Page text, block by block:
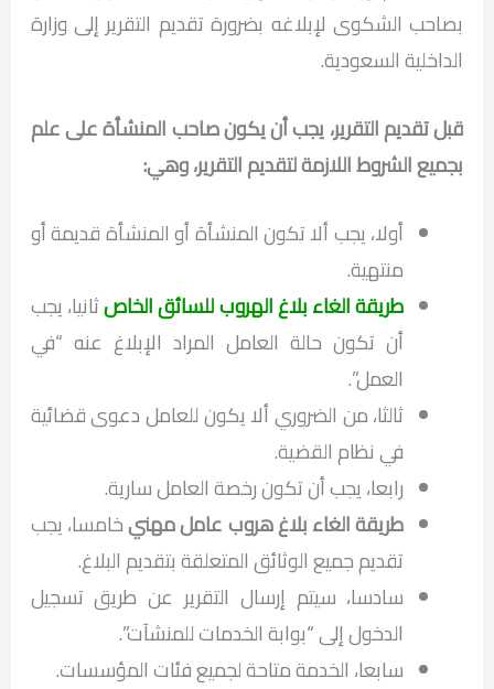
بصاحب الشكوى لإبلاغه بضرورة تقديم التقرير إلى وزارة
الداخلية السعودية.
قبل تقديم التقرير، يجب أن يكون صاحب المنشأة على علم
بجميع الشروط اللازمة لتقديم التقرير، وهي:
أولا، يجب ألا تكون المنشأة أو المنشأة قديمة أو
منتهية.
طريقة الغاء بلاغ الهروب للسائق الخاصثانيا، يجب
أن تكون حالة العامل المراد الإبلاغ عنه “في
العمل”.
ثالثا، من الضروري ألا يكون للعامل دعوى قضائية
في نظام القضية.
رابعا، يجب أن تكون رخصة العامل سارية.
طريقة الغاء بلاغ هروب عامل مهنيخامسا، يجب
تقديم جميع الوثائق المتعلقة بتقديم البلاغ.
سادسا، سيتم إرسال التقرير عن طريق تسجيل
الدخول إلى “بوابة الخدمات للمنشآت”.
سابعا، الخدمة متاحة لجميع فئات المؤسسات.